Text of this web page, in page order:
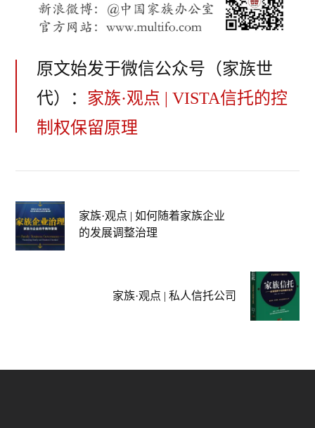
原文始发于微信公众号（家族世
代）： 家族·观点 | VISTA信托的控
制权保留原理
家族·观点 | 如何随着家族企业
的发展调整治理
家族·观点 | 私人信托公司